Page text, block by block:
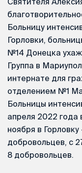
Больницу
Горловки,
№14 Донецка
Группа в
интернате для
отделением №1
Больницы
апреля 2022 года
ноября в
добровольцев, с
8 добровольцев.